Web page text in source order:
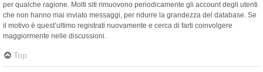
per qualche ragione. Molti siti rimuovono periodicamente gli account degli utenti
che non hanno mai inviato messaggi, per ridurre la grandezza del database. Se
il motivo è quest’ultimo registrati nuovamente e cerca di farti coinvolgere
maggiormente nelle discussioni.
Top